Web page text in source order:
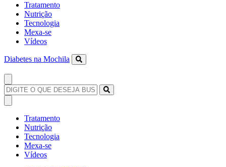
Tratamento
Nutrição
Tecnologia
Mexa-se
Vídeos
Diabetes na Mochila
Tratamento
Nutrição
Tecnologia
Mexa-se
Vídeos